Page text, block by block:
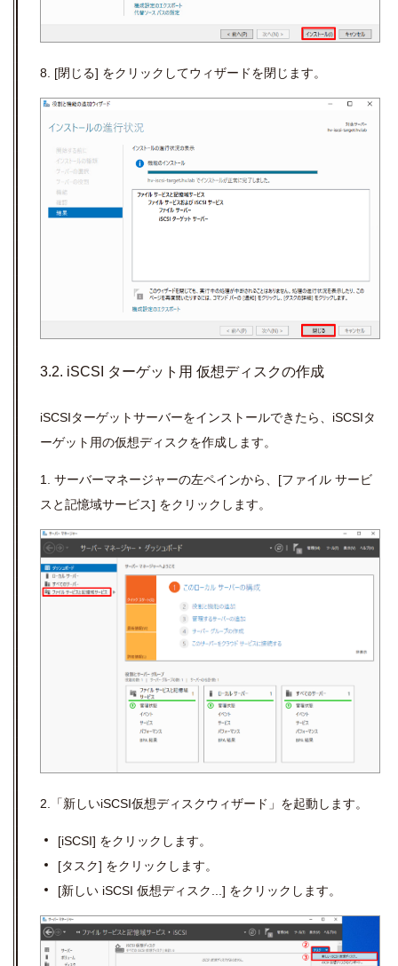
8. [閉じる] をクリックしてウィザードを閉じます。
3.2. iSCSI ターゲット用 仮想ディスクの作成
iSCSIターゲットサーバーをインストールできたら、iSCSIタ
ーゲット用の仮想ディスクを作成します。
1. サーバーマネージャーの左ペインから、[ファイル サービ
スと記憶域サービス] をクリックします。
2.「新しいiSCSI仮想ディスクウィザード」を起動します。
[iSCSI] をクリックします。
[タスク] をクリックします。
[新しい iSCSI 仮想ディスク...] をクリックします。